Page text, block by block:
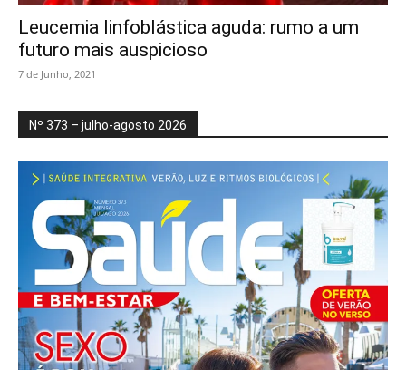
Leucemia linfoblástica aguda: rumo a um
futuro mais auspicioso
7 de Junho, 2021
Nº 373 – julho-agosto 2026